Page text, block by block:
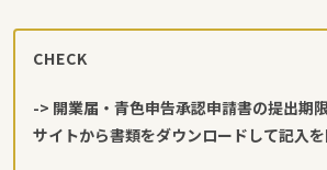
CHECK
-> 開業届・青色申告承認申請書の提出期
サイトから書類をダウンロードして記入を